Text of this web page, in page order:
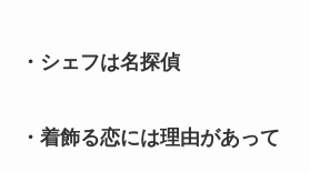
・シェフは名探偵
・着飾る恋には理由があって